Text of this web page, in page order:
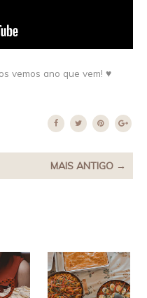
vemos ano que vem! ♥
MAIS ANTIGO →